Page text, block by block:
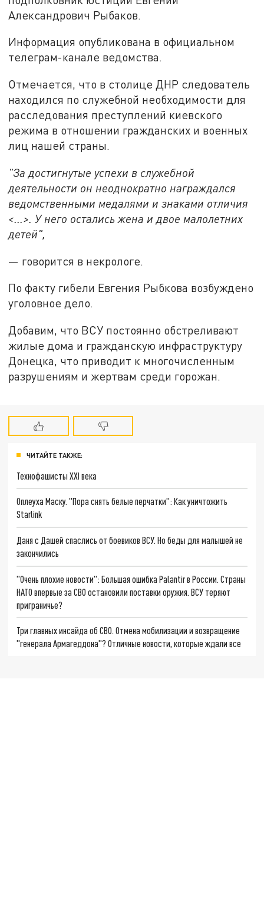
Александрович Рыбаков.
Информация опубликована в официальном
телеграм-канале ведомства.
Отмечается, что в столице ДНР следователь
находился по служебной необходимости для
расследования преступлений киевского
режима в отношении гражданских и военных
лиц нашей страны.
"За достигнутые успехи в служебной
деятельности он неоднократно награждался
ведомственными медалями и знаками отличия
<...>. У него остались жена и двое малолетних
детей",
— говорится в некрологе.
По факту гибели Евгения Рыбкова возбуждено
уголовное дело.
Добавим, что ВСУ постоянно обстреливают
жилые дома и гражданскую инфраструктуру
Донецка, что приводит к многочисленным
разрушениям и жертвам среди горожан.
ЧИТАЙТЕ ТАКЖЕ:
Технофашисты XXI века
Оплеуха Маску. "Пора снять белые перчатки": Как уничтожить
Starlink
Даня с Дашей спаслись от боевиков ВСУ. Но беды для малышей не
закончились
"Очень плохие новости": Большая ошибка Palantir в России. Страны
НАТО впервые за СВО остановили поставки оружия. ВСУ теряют
приграничье?
Три главных инсайда об СВО. Отмена мобилизации и возвращение
"генерала Армагеддона"? Отличные новости, которые ждали все